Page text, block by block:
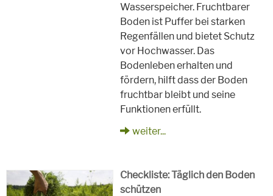
Wasserspeicher. Fruchtbarer
Boden ist Puffer bei starken
Regenfällen und bietet Schutz
vor Hochwasser. Das
Bodenleben erhalten und
fördern, hilft dass der Boden
fruchtbar bleibt und seine
Funktionen erfüllt.
weiter...
Checkliste: Täglich den Boden
schützen